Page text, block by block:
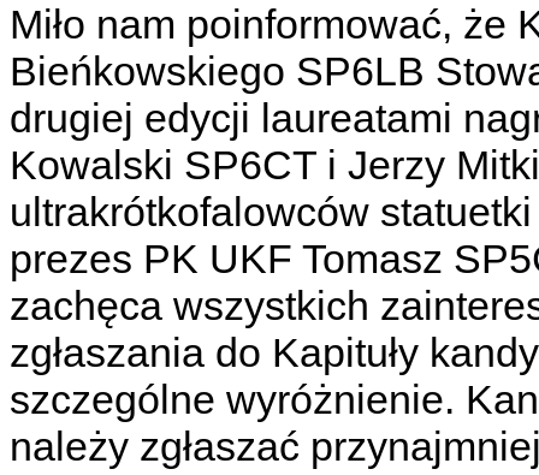
Miło nam poinformować, że
Bieńkowskiego SP6LB
drugiej edycji laureatami
Kowalski SP6CT i Jerzy
ultrakrótkofalowców
prezes PK UKF Tomasz
zachęca wszystkich
zgłaszania do Kapituły
szczególne wyróżnienie.
należy zgłaszać